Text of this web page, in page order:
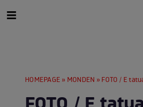
HOMEPAGE » MONDEN » FOTO / E tatuată pe